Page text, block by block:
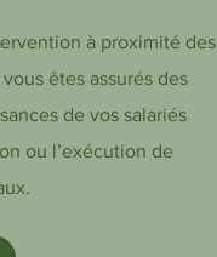
à proximité des
êtes assurés des
de vos salariés
ou l’exécution de